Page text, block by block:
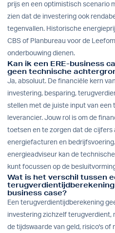
prijs en een optimistisch scenario
zien dat de investering ook
tegenvallen. Historische
CBS of Planbureau voor de
onderbouwing dienen.
Kan ik een ERE-business
geen technische
Ja, absoluut. De financiële kern
investering, besparing,
stellen met de juiste input van een
leverancier. Jouw rol is om de
toetsen en te zorgen dat de cijfers
energiefacturen en
energieadviseur kan de
kunt focussen op de
Wat is het verschil tussen
business case?
Een terugverdientijdberekening
investering zichzelf terugverdient,
de tijdswaarde van geld, risico's of